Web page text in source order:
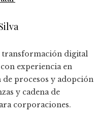
transformación digital
experiencia en
procesos y adopción
y cadena de
corporaciones.